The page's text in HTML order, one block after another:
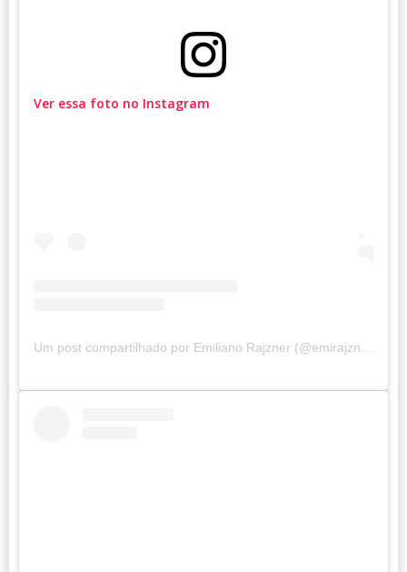
Ver essa foto no Instagram
Um post compartilhado por Emiliano Rajzner (@emirajzner)